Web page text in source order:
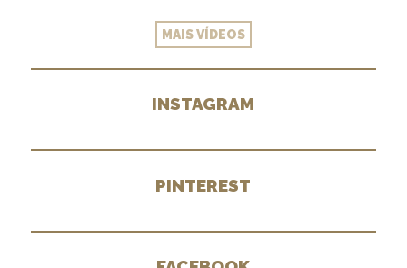
MAIS VÍDEOS
INSTAGRAM
PINTEREST